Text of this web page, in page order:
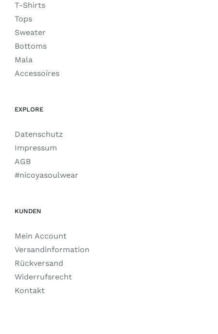
T-Shirts
Tops
Sweater
Bottoms
Mala
Accessoires
EXPLORE
Datenschutz
Impressum
AGB
#nicoyasoulwear
KUNDEN
Mein Account
Versandinformation
Rückversand
Widerrufsrecht
Kontakt